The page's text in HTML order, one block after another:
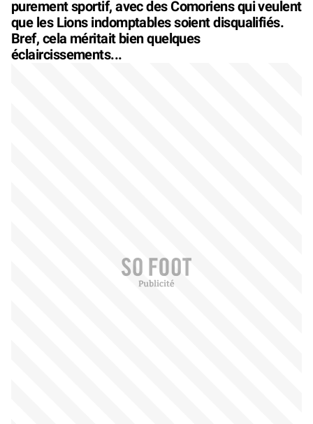
purement sportif, avec des Comoriens qui veulent
que les Lions indomptables soient disqualifiés.
Bref, cela méritait bien quelques
éclaircissements...